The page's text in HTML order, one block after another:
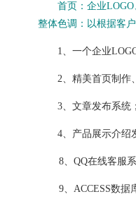
首页：企业LOGO
整体色调：以根据客
1、一个企业LOGO
2、精美首页制作、
3、文章发布系统；
4、产品展示介绍
8、QQ在线客服
9、ACCESS数据